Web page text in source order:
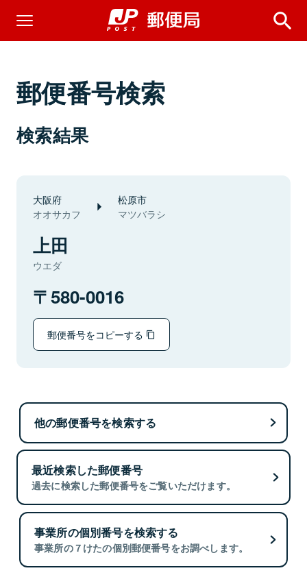
郵便番号検索
検索結果
大阪府
オオサカフ
松原市
マツバラシ
上田
ウエダ
580-0016
郵便番号をコピーする
他の郵便番号を検索する
最近検索した郵便番号
過去に検索した郵便番号をご覧いただけます。
事業所の個別番号を検索する
事業所の７けたの個別郵便番号をお調べします。